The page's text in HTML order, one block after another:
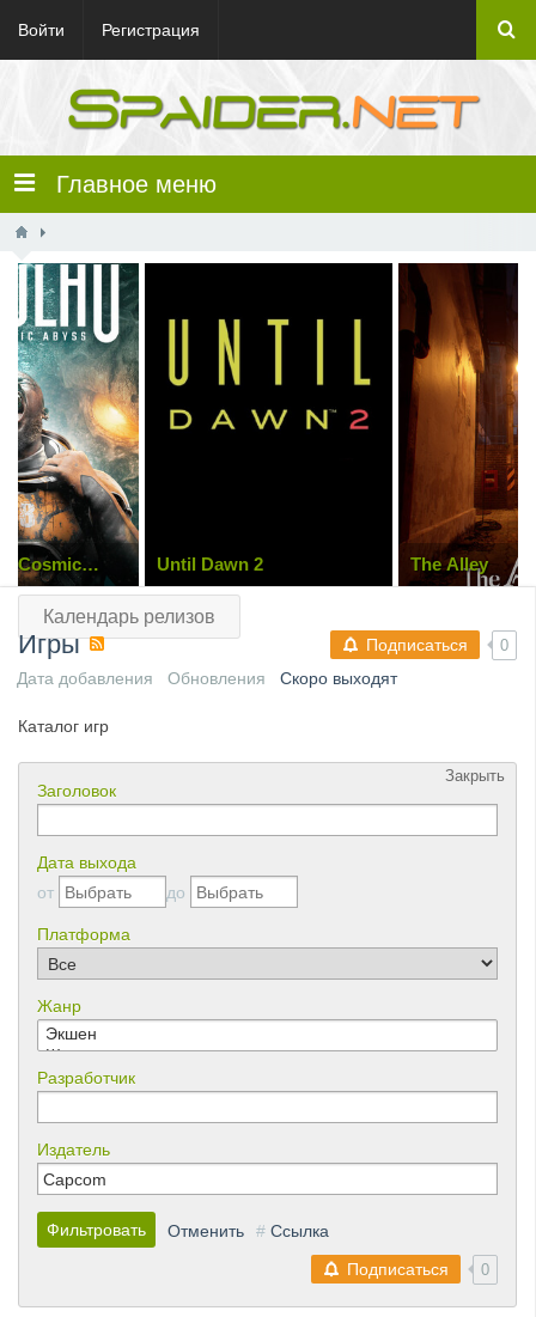
Войти Регистрация
Главное меню
Cosmic Until Dawn 2 The Alley
Календарь релизов
Подписаться 0
Игры
Дата добавления Обновления Скоро выходят
Каталог игр
Закрыть
Заголовок
Дата выхода
от
до
Платформа
Жанр
Разработчик
Издатель
Фильтровать Отменить # Ссылка
Подписаться
0